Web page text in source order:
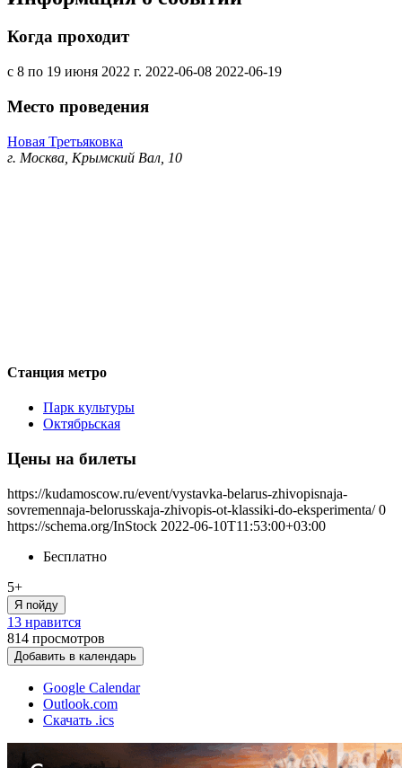
Когда проходит
с 8 по 19 июня 2022 г. 2022-06-08 2022-06-19
Место проведения
Новая Третьяковка
г. Москва, Крымский Вал, 10
Станция метро
Парк культуры
Октябрьская
Цены на билеты
https://kudamoscow.ru/event/vystavka-belarus-zhivopisnaja-
sovremennaja-belorusskaja-zhivopis-ot-klassiki-do-eksperimenta/ 0
https://schema.org/InStock 2022-06-10T11:53:00+03:00
Бесплатно
5+
Я пойду
13 нравится
814 просмотров
Добавить в календарь
Google Calendar
Outlook.com
Скачать .ics